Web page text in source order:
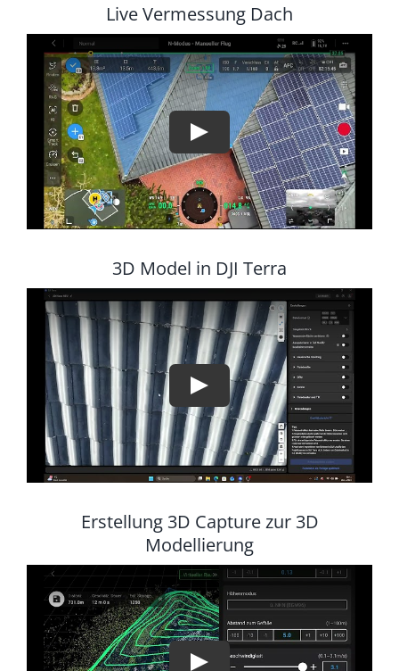
Live Vermessung Dach
3D Model in DJI Terra
Erstellung 3D Capture zur 3D
Modellierung